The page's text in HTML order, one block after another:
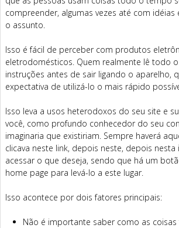
compreender, algumas vezes até com idéias
o assunto.
Isso é fácil de perceber com produtos
eletrodomésticos. Quem realmente lê todo
instruções antes de sair ligando o aparelho,
expectativa de utilizá-lo o mais rápido
Isso leva a usos heterodoxos do seu site e
você, como profundo conhecedor do seu
imaginaria que existiriam. Sempre haverá
clicava neste link, depois neste, depois
acessar o que deseja, sendo que há um
home page para levá-lo a este lugar.
Isso acontece por dois fatores principais:
Não é importante saber como as coisas